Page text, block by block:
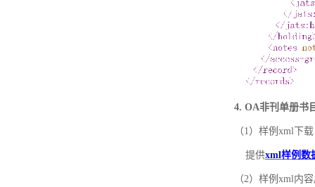
4. OA非刊单册书
（1）样例xml下载
提供xml样例数
（2）样例xml内